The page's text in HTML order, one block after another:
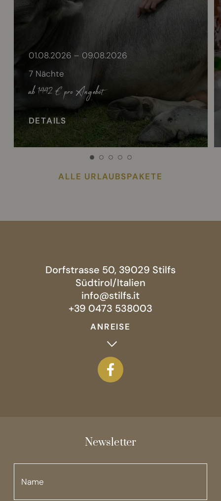
01.08.2026 – 09.08.2026
7 Nächte
ab 1442 €pro Angebot
DETAILS
ALLE URLAUBSPAKETE
Dorfstrasse 50, 39029 Stilfs
Südtirol/Italien
info@stilfs.it
+39 0473 538003
ANREISE
Newsletter